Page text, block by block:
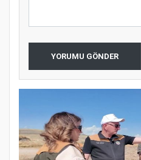
YORUMU GÖNDER